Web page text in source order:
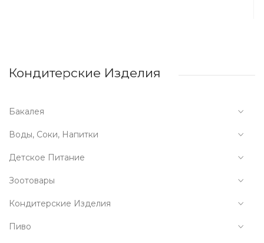
Кондитерские Изделия
Бакалея
Воды, Соки, Напитки
Детское Питание
Зоотовары
Кондитерские Изделия
Пиво